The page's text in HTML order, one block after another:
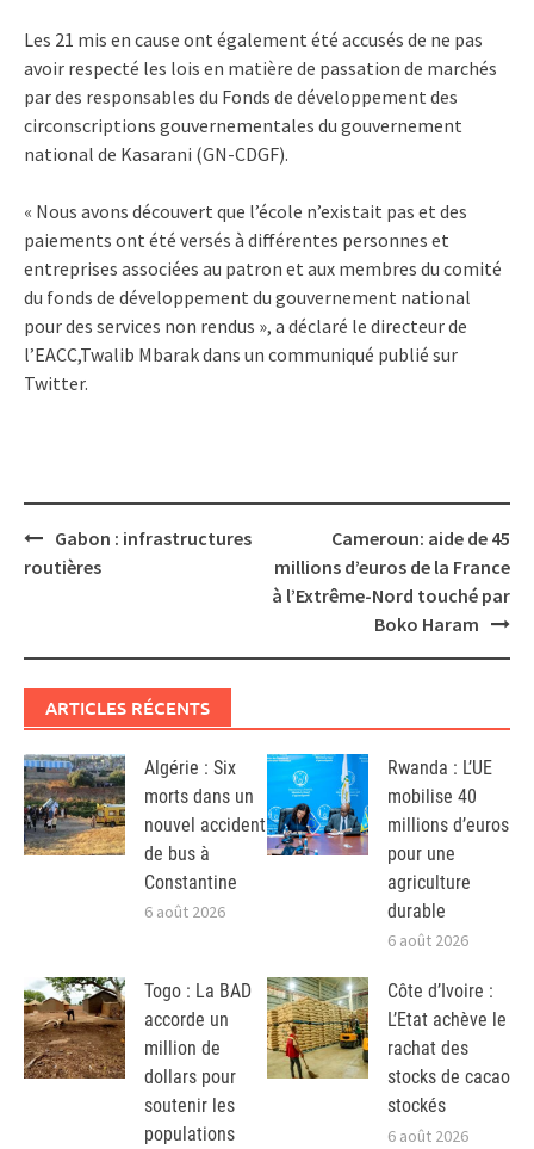
Les 21 mis en cause ont également été accusés de ne pas
avoir respecté les lois en matière de passation de marchés
par des responsables du Fonds de développement des
circonscriptions gouvernementales du gouvernement
national de Kasarani (GN-CDGF).
« Nous avons découvert que l’école n’existait pas et des
paiements ont été versés à différentes personnes et
entreprises associées au patron et aux membres du comité
du fonds de développement du gouvernement national
pour des services non rendus », a déclaré le directeur de
l’EACC,Twalib Mbarak dans un communiqué publié sur
Twitter.
Post
navigation
Gabon : infrastructures
routières
Cameroun: aide de 45
millions d’euros de la France
à l’Extrême-Nord touché par
Boko Haram
ARTICLES RÉCENTS
Algérie : Six
morts dans un
nouvel accident
de bus à
Constantine
6 août 2026
Rwanda : L’UE
mobilise 40
millions d’euros
pour une
agriculture
durable
6 août 2026
Togo : La BAD
accorde un
million de
dollars pour
soutenir les
populations
Côte d’Ivoire :
L’Etat achève le
rachat des
stocks de cacao
stockés
6 août 2026